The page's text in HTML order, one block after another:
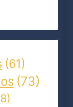
(61)
(73)